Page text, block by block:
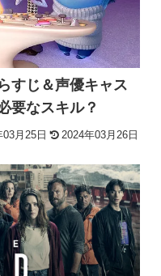
すじ＆声優キャス
要なスキル？
03月25日 2024年03月26日